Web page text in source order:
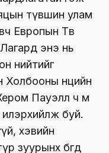
түвшин улам
Eвропын Төв
Лагард энэ нь
нийтийг
нөөцийн
Пауэлл ч мө
буй.
хэвийн
зуурынх бөгөөд